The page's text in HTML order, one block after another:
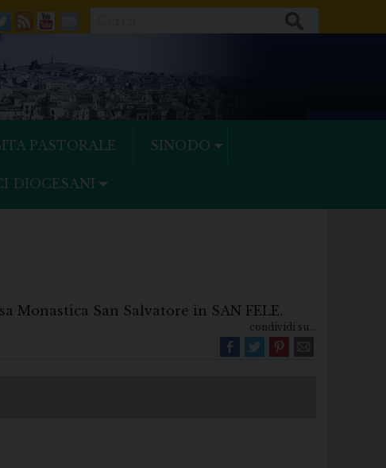
Twitter
FeedsYoutube
Mail
PASTORALE SINODO
DIOCESANI
Monastica San Salvatore in SAN FELE.
condividi su...